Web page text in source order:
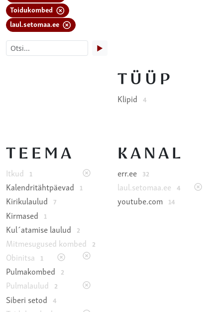
Toidukombed
laul.setomaa.ee
▶
TÜÜP
Klipid 4
TEEMA
Itkud 1
Kalendritähtpäevad 1
Kirikulaulud 7
Kirmased 1
Kul´atamise laulud 2
Mitmesugused kombed 2
Obinitsa 1
Pulmakombed 2
Pulmalaulud 2
Siberi setod 4
KANAL
err.ee 32
laul.setomaa.ee 4
youtube.com 14